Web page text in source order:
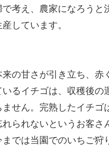
考え、農家になろうと
しています。
の甘さが引き立ち、赤
るイチゴは、収穫後
せん。完熟したイチゴ
られないというお客さ
では当園でのいちご狩